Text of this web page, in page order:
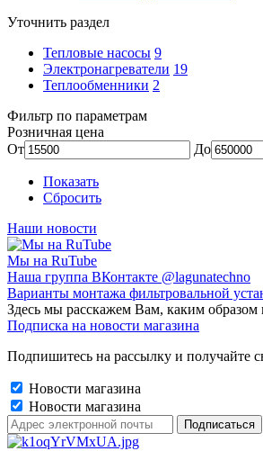
Уточнить раздел
Тепловые насосы 9
Электронагреватели 19
Теплообменники 2
Фильтр по параметрам
Розничная цена
От
До
Показать
Сбросить
Наши новости
Мы на RuTube
Наша группа ВКонтакте @lagunatechno
Варианты монтажа фильтровальной
Здесь мы расскажем Вам, каким
Подписка на новости магазина
Подпишитесь на рассылку и получайте
Новости магазина
Новости магазина